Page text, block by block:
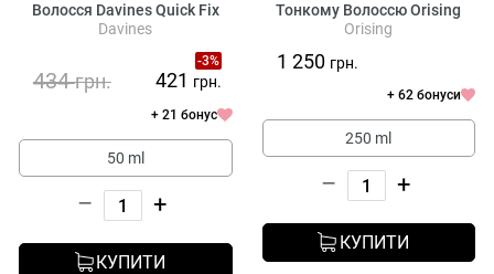
Волосся Davines Quick Fix
Circle Hair Mask
Davines
-3%
434грн. 421 грн.
+ 21 бонус
50 ml
– +
КУПИТИ
Тонкому Волоссю Orising
Volumizzante Shampoo
Orising
1 250 грн.
+ 62 бонуси
250 ml
– +
КУПИТИ